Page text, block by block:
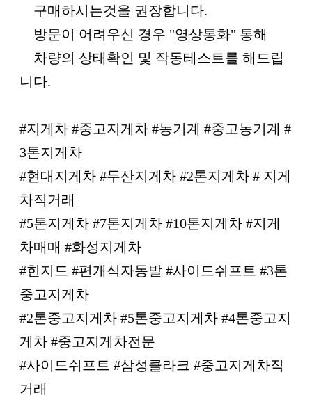
구매하시는것을 권장합니다.
방문이 어려우신 경우 "영상통화" 통해
차량의 상태확인 및 작동테스트를 해드립
니다.
#지게차 #중고지게차 #농기계 #중고농기계 #
3톤지게차
#현대지게차 #두산지게차 #2톤지게차 # 지게
차직거래
#5톤지게차 #7톤지게차 #10톤지게차 #지게
차매매 #화성지게차
#힌지드 #편개식자동발 #사이드쉬프트 #3톤
중고지게차
#2톤중고지게차 #5톤중고지게차 #4톤중고지
게차 #중고지게차전문
#사이드쉬프트 #삼성클라크 #중고지게차직
거래